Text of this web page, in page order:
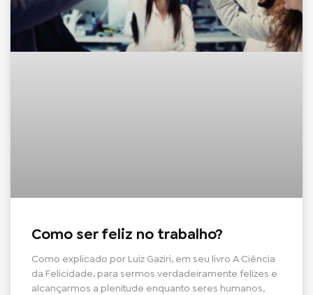
Como ser feliz no trabalho?
Como explicado por Luiz Gaziri, em seu livro A Ciência
da Felicidade, para sermos verdadeiramente felizes e
alcançarmos a plenitude enquanto seres humanos,